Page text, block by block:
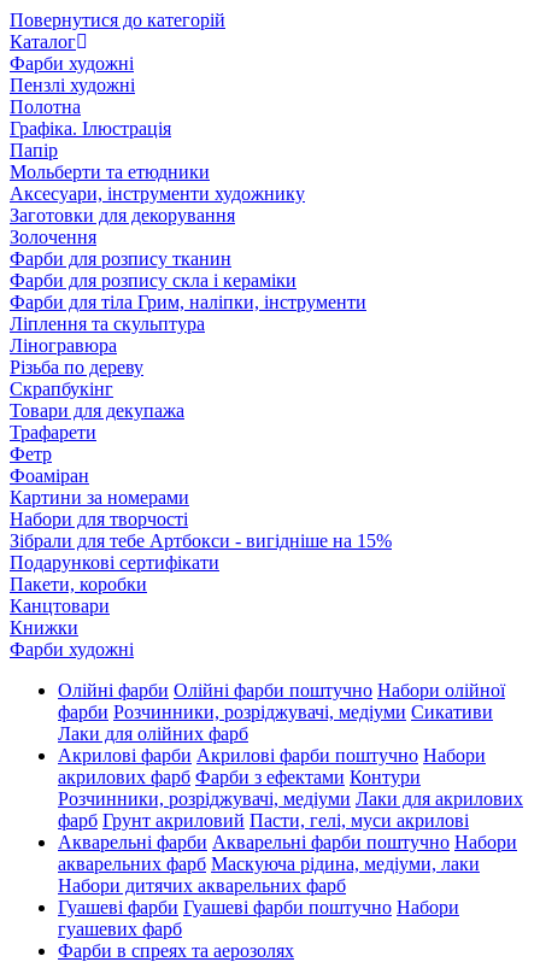
Повернутися до категорій
Каталог
Фарби художні
Пензлі художні
Полотна
Графіка. Ілюстрація
Папір
Мольберти та етюдники
Аксесуари, інструменти художнику
Заготовки для декорування
Золочення
Фарби для розпису тканин
Фарби для розпису скла і кераміки
Фарби для тіла Грим, наліпки, інструменти
Ліплення та скульптура
Ліногравюра
Різьба по дереву
Скрапбукінг
Товари для декупажа
Трафарети
Фетр
Фоаміран
Картини за номерами
Набори для творчості
Зібрали для тебе Артбокси - вигідніше на 15%
Подарункові сертифікати
Пакети, коробки
Канцтовари
Книжки
Фарби художні
Олійні фарби Олійні фарби поштучно Набори олійної
фарби Розчинники, розріджувачі, медіуми Сикативи
Лаки для олійних фарб
Акрилові фарби Акрилові фарби поштучно Набори
акрилових фарб Фарби з ефектами Контури
Розчинники, розріджувачі, медіуми Лаки для акрилових
фарб Грунт акриловий Пасти, гелі, муси акрилові
Акварельні фарби Акварельні фарби поштучно Набори
акварельних фарб Маскуюча рідина, медіуми, лаки
Набори дитячих акварельних фарб
Гуашеві фарби Гуашеві фарби поштучно Набори
гуашевих фарб
Фарби в спреях та аерозолях